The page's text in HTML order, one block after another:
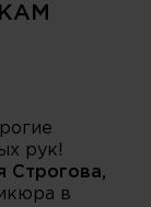
рук!
Строгова,
в